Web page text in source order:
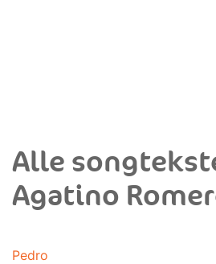
Alle
Agatino
Pedro